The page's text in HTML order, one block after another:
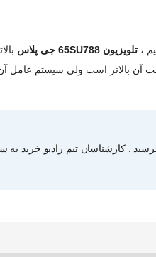
، تلویزیون 65SU788 جی پلاس
. کارشناسان تیم رادیو خرید به